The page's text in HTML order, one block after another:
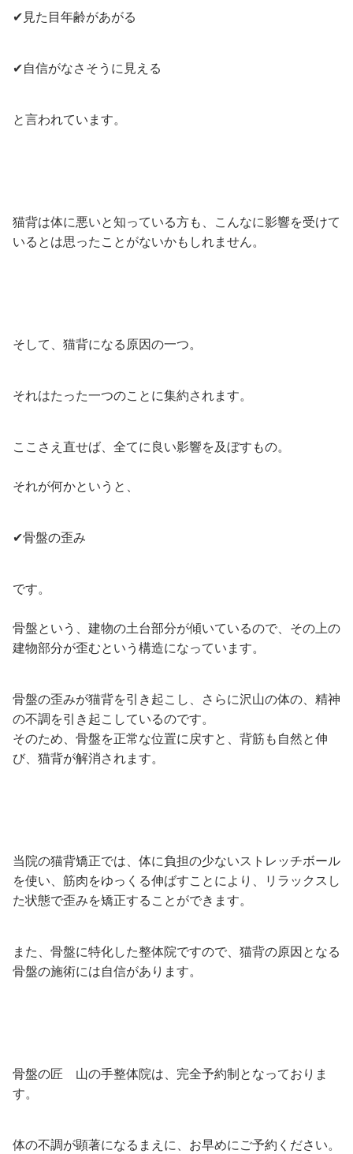
✔見た目年齢があがる
✔自信がなさそうに見える
と言われています。
猫背は体に悪いと知っている方も、こんなに影響を受けて
いるとは思ったことがないかもしれません。
そして、猫背になる原因の一つ。
それはたった一つのことに集約されます。
ここさえ直せば、全てに良い影響を及ぼすもの。
それが何かというと、
✔骨盤の歪み
です。
骨盤という、建物の土台部分が傾いているので、その上の
建物部分が歪むという構造になっています。
骨盤の歪みが猫背を引き起こし、さらに沢山の体の、精神
の不調を引き起こしているのです。
そのため、骨盤を正常な位置に戻すと、背筋も自然と伸
び、猫背が解消されます。
当院の猫背矯正では、体に負担の少ないストレッチボール
を使い、筋肉をゆっくる伸ばすことにより、リラックスし
た状態で歪みを矯正することができます。
また、骨盤に特化した整体院ですので、猫背の原因となる
骨盤の施術には自信があります。
骨盤の匠 山の手整体院は、完全予約制となっておりま
す。
体の不調が顕著になるまえに、お早めにご予約ください。